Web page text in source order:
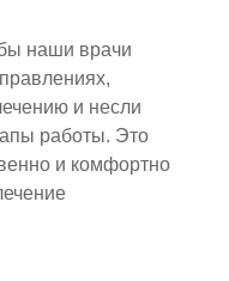
наши врачи
и несли
работы. Это
и комфортно